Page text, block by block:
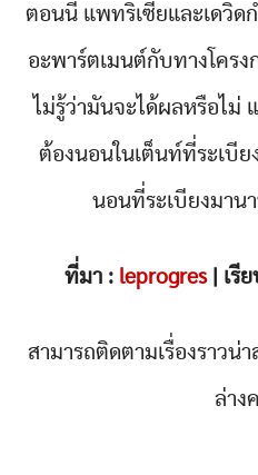
ตอนนี้ แพทริเซียและเดวิด
อะพาร์ตเมนต์กับทางโครง
ไม่รู้ว่ามันจะได้ผลหรือไม่
ต้องนอนในเต็นท์ที่ระเบี
นอนที่ระเบียงมาน
ที่มา : leprogres| เรีย
สามารถติดตามเรื่องราวน่
ล่าง